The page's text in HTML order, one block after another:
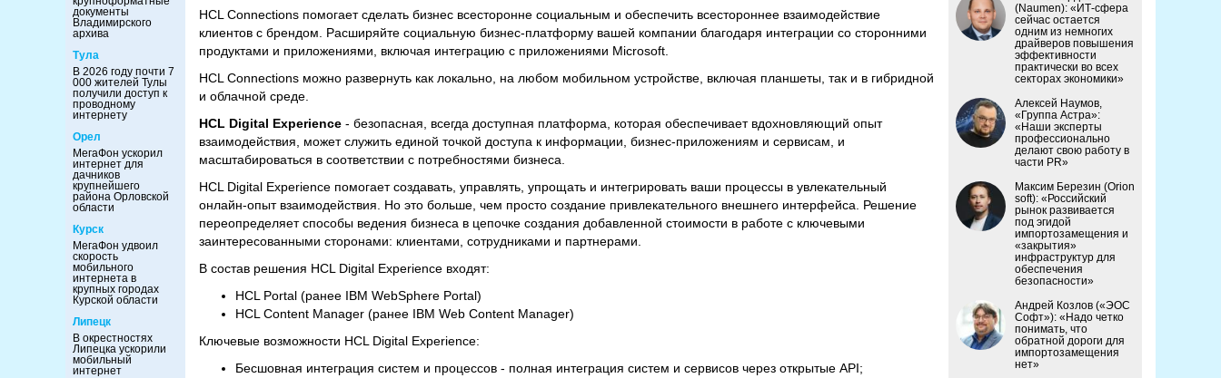
документы
Владимирского
архива
Тула
В 2026 году почти 7
000 жителей Тулы
получили доступ к
проводному
интернету
Орел
МегаФон ускорил
интернет для
дачников
крупнейшего
района Орловской
области
Курск
МегаФон удвоил
скорость
мобильного
интернета в
крупных городах
Курской области
Липецк
В окрестностях
Липецка ускорили
мобильный
интернет
HCL Connections помогает сделать бизнес всесторонне социальным и обеспечить всестороннее взаимодействие
клиентов с брендом. Расширяйте социальную бизнес-платформу вашей компании благодаря интеграции со сторонними
продуктами и приложениями, включая интеграцию с приложениями Microsoft.
HCL Connections можно развернуть как локально, на любом мобильном устройстве, включая планшеты, так и в гибридной
и облачной среде.
HCL Digital Experience - безопасная, всегда доступная платформа, которая обеспечивает вдохновляющий опыт
взаимодействия, может служить единой точкой доступа к информации, бизнес-приложениям и сервисам, и
масштабироваться в соответствии с потребностями бизнеса.
HCL Digital Experience помогает создавать, управлять, упрощать и интегрировать ваши процессы в увлекательный
онлайн-опыт взаимодействия. Но это больше, чем просто создание привлекательного внешнего интерфейса. Решение
переопределяет способы ведения бизнеса в цепочке создания добавленной стоимости в работе с ключевыми
заинтересованными сторонами: клиентами, сотрудниками и партнерами.
В состав решения HCL Digital Experience входят:
HCL Portal (ранее IBM WebSphere Portal)
HCL Content Manager (ранее IBM Web Content Manager)
Ключевые возможности HCL Digital Experience:
Бесшовная интеграция систем и процессов - полная интеграция систем и сервисов через открытые API;
(Naumen): «ИТ-сфера
сейчас остается
одним из немногих
драйверов повышения
эффективности
практически во всех
секторах экономики»
Алексей Наумов,
«Группа Астра»:
«Наши эксперты
профессионально
делают свою работу в
части PR»
Максим Березин (Orion
soft): «Российский
рынок развивается
под эгидой
импортозамещения и
«закрытия»
инфраструктур для
обеспечения
безопасности»
Андрей Козлов («ЭОС
Софт»): «Надо четко
понимать, что
обратной дороги для
импортозамещения
нет»